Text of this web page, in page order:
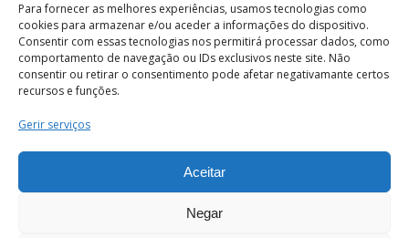
Para fornecer as melhores experiências, usamos tecnologias como
cookies para armazenar e/ou aceder a informações do dispositivo.
Consentir com essas tecnologias nos permitirá processar dados, como
comportamento de navegação ou IDs exclusivos neste site. Não
consentir ou retirar o consentimento pode afetar negativamante certos
recursos e funções.
Gerir serviços
Aceitar
Negar
Termos e Condições
os direitos reservados.